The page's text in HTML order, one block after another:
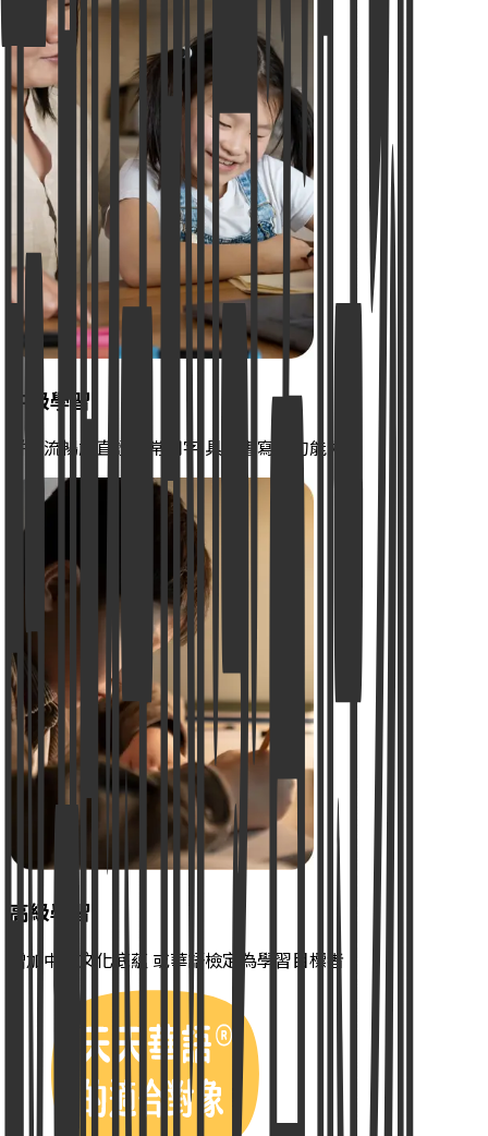
中級學習
拼讀流暢能直讀日常用字 具備書寫短句能力
高級學習
增加中文文化底蘊 或華語檢定為學習目標者